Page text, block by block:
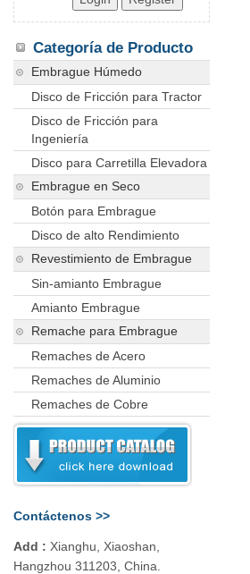
Categoría de Producto
Embrague Húmedo
Disco de Fricción para Tractor
Disco de Fricción para
Ingeniería
Disco para Carretilla Elevadora
Embrague en Seco
Botón para Embrague
Disco de alto Rendimiento
Revestimiento de Embrague
Sin-amianto Embrague
Amianto Embrague
Remache para Embrague
Remaches de Acero
Remaches de Aluminio
Remaches de Cobre
Contáctenos >>
Add : Xianghu, Xiaoshan,
Hangzhou 311203, China.